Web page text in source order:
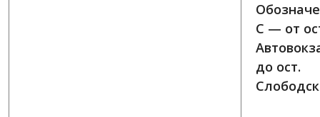
C — от
до ост.